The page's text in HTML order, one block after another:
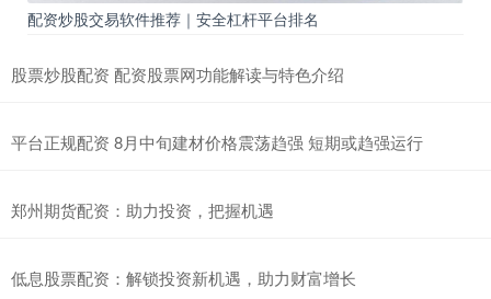
配资炒股交易软件推荐｜安全杠杆平台排名
股票炒股配资 配资股票网功能解读与特色介绍
平台正规配资 8月中旬建材价格震荡趋强 短期或趋强运行
郑州期货配资：助力投资，把握机遇
低息股票配资：解锁投资新机遇，助力财富增长